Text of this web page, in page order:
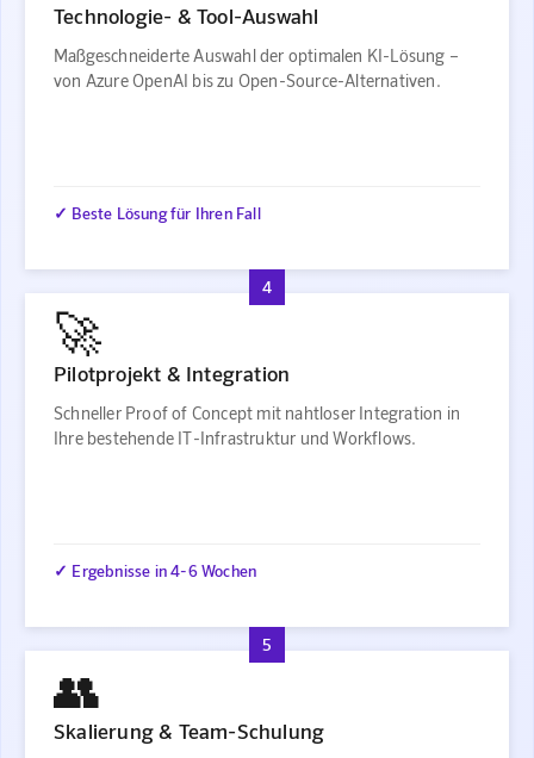
Technologie- & Tool-Auswahl
Maßgeschneiderte Auswahl der optimalen KI-Lösung –
von Azure OpenAI bis zu Open-Source-Alternativen.
✓ Beste Lösung für Ihren Fall
4
🚀
Pilotprojekt & Integration
Schneller Proof of Concept mit nahtloser Integration in
Ihre bestehende IT-Infrastruktur und Workflows.
✓ Ergebnisse in 4-6 Wochen
5
👥
Skalierung & Team-Schulung